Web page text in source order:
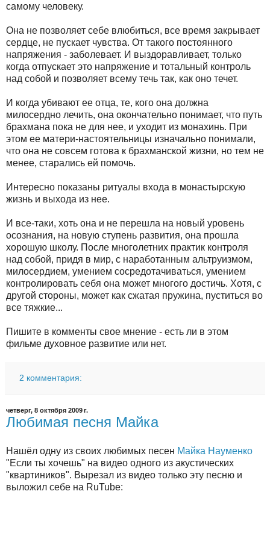
самому человеку.
Она не позволяет себе влюбиться, все время закрывает
сердце, не пускает чувства. От такого постоянного
напряжения - заболевает. И выздоравливает, только
когда отпускает это напряжение и тотальный контроль
над собой и позволяет всему течь так, как оно течет.
И когда убивают ее отца, те, кого она должна
милосердно лечить, она окончательно понимает, что путь
брахмана пока не для нее, и уходит из монахинь. При
этом ее матери-настоятельницы изначально понимали,
что она не совсем готова к брахманской жизни, но тем не
менее, старались ей помочь.
Интересно показаны ритуалы входа в монастырскую
жизнь и выхода из нее.
И все-таки, хоть она и не перешла на новый уровень
осознания, на новую ступень развития, она прошла
хорошую школу. После многолетних практик контроля
над собой, придя в мир, с наработанным альтруизмом,
милосердием, умением сосредотачиваться, умением
контролировать себя она может многого достичь. Хотя, с
другой стороны, может как сжатая пружина, пуститься во
все тяжкие...
Пишите в комменты свое мнение - есть ли в этом
фильме духовное развитие или нет.
2 комментария:
четверг, 8 октября 2009 г.
Любимая песня Майка
Нашёл одну из своих любимых песен Майка Науменко
"Если ты хочешь" на видео одного из акустических
"квартиников". Вырезал из видео только эту песню и
выложил себе на RuTube: